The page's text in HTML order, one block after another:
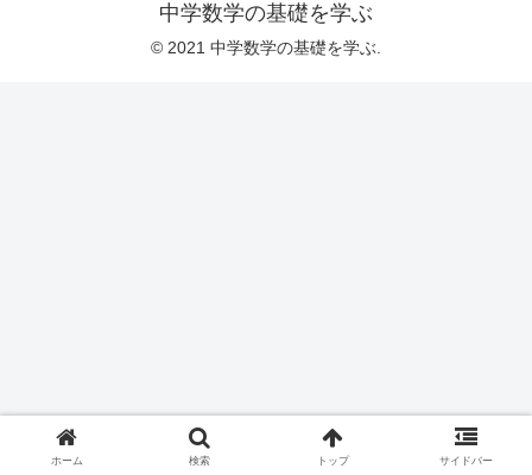
中学数学の基礎を学ぶ
© 2021 中学数学の基礎を学ぶ.
ホーム 検索 トップ サイドバー